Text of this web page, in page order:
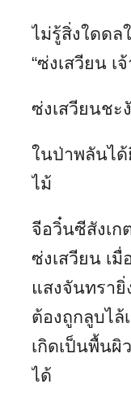
ไม่รู้สิ่งใดดล
“ซ่งเสวียน เ
ซ่งเสวียนชะ
ในป่าพลันได้
ไม้
จีอวิ๋นซีสังเก
ซ่งเสวียน เ
แสงจันทรา
ต้องถูกลูบไล้
เกิดเป็นพื้นผิ
ได้